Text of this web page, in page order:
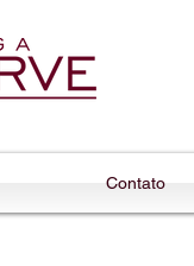
Contato